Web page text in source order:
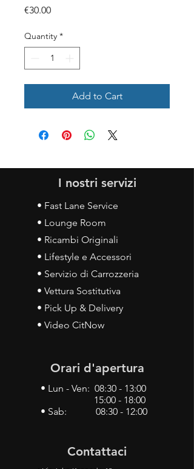
€30.00Price
Quantity *
Add to Cart
I nostri servizi
• Fast Lane Service
• Lounge Room
• Ricambi Originali
• Lifestyle e Accessori
• Servizio di Carrozzeria
• Vettura Sostitutiva
• Pick Up & Delivery
• Video CitNow
Orari d'apertura
• Lun - Ven: 08:30 - 13:00
15:00 - 18:00
• Sab: 08:30 - 12:00
Contattaci